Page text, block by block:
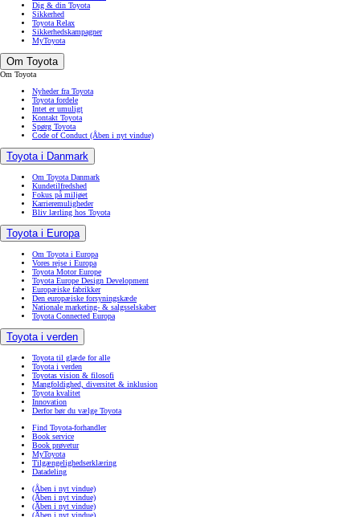
Dig & din Toyota
Sikkerhed
Toyota Relax
Sikkerhedskampagner
MyToyota
Om Toyota
Om Toyota
Nyheder fra Toyota
Toyota fordele
Intet er umuligt
Kontakt Toyota
Spørg Toyota
Code of Conduct (Åben i nyt vindue)
Toyota i Danmark
Om Toyota Danmark
Kundetilfredshed
Fokus på miljøet
Karrieremuligheder
Bliv lærling hos Toyota
Toyota i Europa
Om Toyota i Europa
Vores rejse i Europa
Toyota Motor Europe
Toyota Europe Design Development
Europæiske fabrikker
Den europæiske forsyningskæde
Nationale marketing- & salgsselskaber
Toyota Connected Europa
Toyota i verden
Toyota til glæde for alle
Toyota i verden
Toyotas vision & filosofi
Mangfoldighed, diversitet & inklusion
Toyota kvalitet
Innovation
Derfor bør du vælge Toyota
Find Toyota-forhandler
Book service
Book prøvetur
MyToyota
Tilgængelighedserklæring
Datadeling
(Åben i nyt vindue)
(Åben i nyt vindue)
(Åben i nyt vindue)
(Åben i nyt vindue)